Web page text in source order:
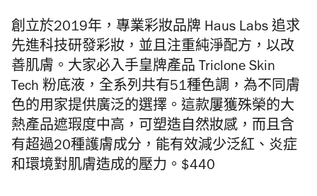
創立於2019年，專業彩妝品牌 Haus Labs 追求
先進科技研發彩妝，並且注重純淨配方，以改
善肌膚。大家必入手皇牌產品 Triclone Skin
Tech 粉底液，全系列共有51種色調，為不同膚
色的用家提供廣泛的選擇。這款屢獲殊榮的大
熱產品遮瑕度中高，可塑造自然妝感，而且含
有超過20種護膚成分，能有效減少泛紅、炎症
和環境對肌膚造成的壓力。$440